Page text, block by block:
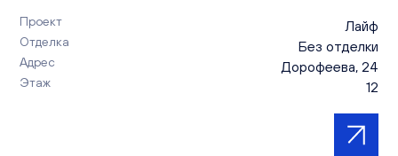
Проект Лайф
Отделка Без отделки
Адрес Дорофеева, 24
Этаж 12